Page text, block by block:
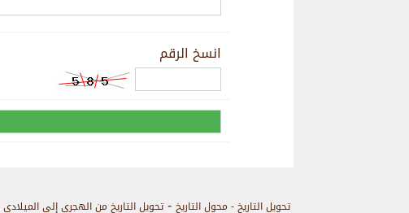
انسخ الرقم
تحويل التاريخ - محول التاريخ -تحويل التاريخ من الهجري إلى الميلادي